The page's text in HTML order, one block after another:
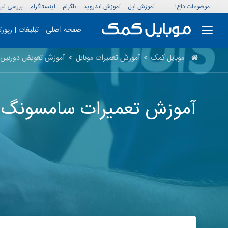
موضوعات داغ! آموزش اپل آموزش اندروید تلگرام اینستاگرام بررسی
صفحه اصلی تبلیغات |
موبایل کمک > آموزش تعمیرات موبایل > آموزش تعویض
آموزش تعمیرات